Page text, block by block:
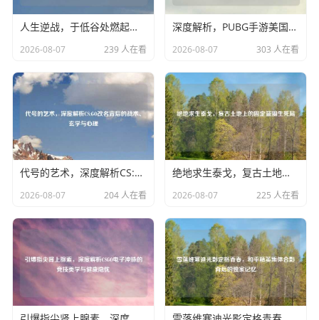
人生逆战，于低谷处燃起烈火，在绝境中杀出黎明人生逆战文章大全
2026-08-07 239 人在看
深度解析，PUBG手游美国排行背后的霸主之路与市场风云pubg手游在国外火吗
2026-08-07 303 人在看
代号的艺术，深度解析CS:GO改名背后的战术、玄学与心理
2026-08-07 204 人在看
绝地求生泰戈，复古土地上的固定蓝圈生死局
2026-08-07 225 人在看